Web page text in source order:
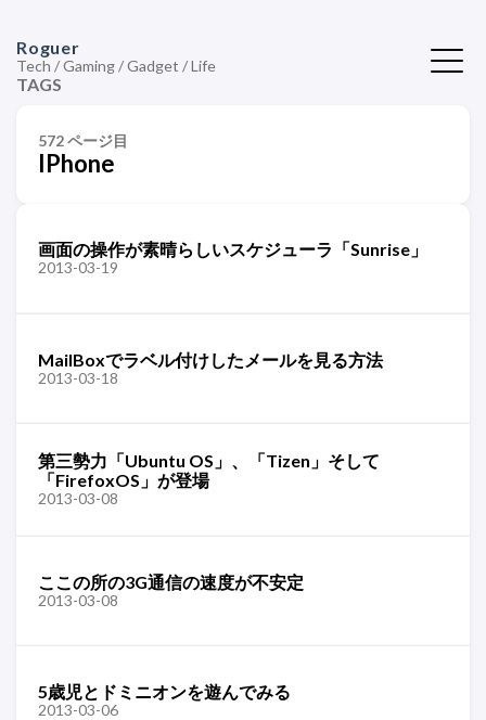
Roguer
Tech / Gaming / Gadget / Life
TAGS
572 ページ目
IPhone
画面の操作が素晴らしいスケジューラ「Sunrise」
2013-03-19
MailBoxでラベル付けしたメールを見る方法
2013-03-18
第三勢力「Ubuntu OS」、「Tizen」そして
「FirefoxOS」が登場
2013-03-08
ここの所の3G通信の速度が不安定
2013-03-08
5歳児とドミニオンを遊んでみる
2013-03-06